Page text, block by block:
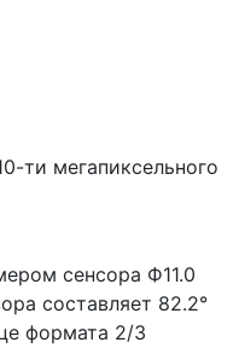
ти мегапиксельного
сенсора Ф11.0
составляет 82.2°
формата 2/3